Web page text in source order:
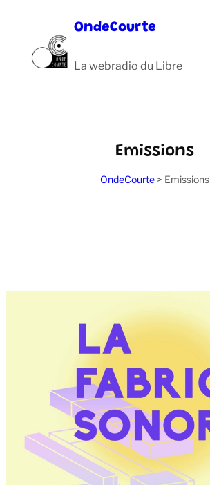
contenu
OndeCourte
La webradio du Libre
Emissions
OndeCourte > Emissions